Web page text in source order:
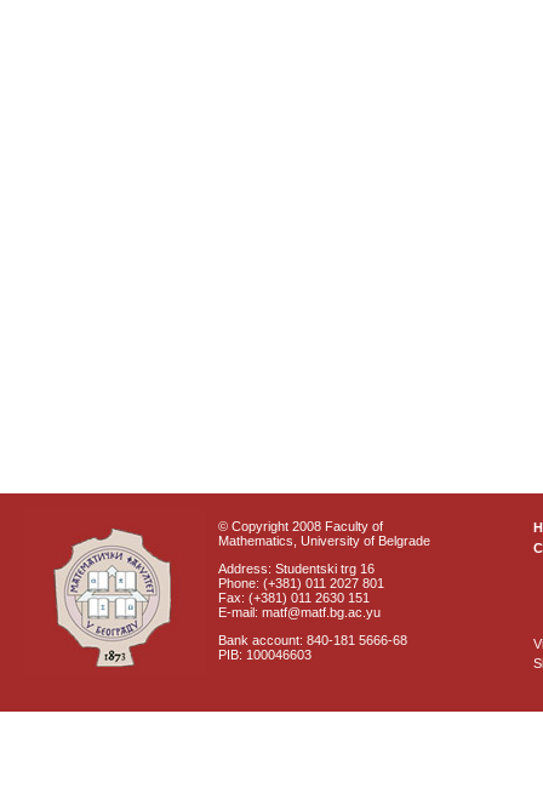
© Copyright 2008 Faculty of
Mathematics, University of Belgrade
Address: Studentski trg 16
Phone: (+381) 011 2027 801
Fax: (+381) 011 2630 151
E-mail: matf@matf.bg.ac.yu
Bank account: 840-181 5666-68
PIB: 100046603